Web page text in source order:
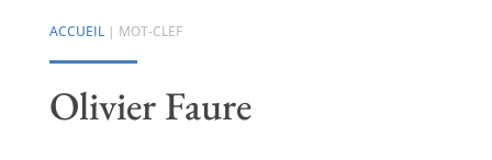
ACCUEIL| MOT-CLEF
Olivier Faure